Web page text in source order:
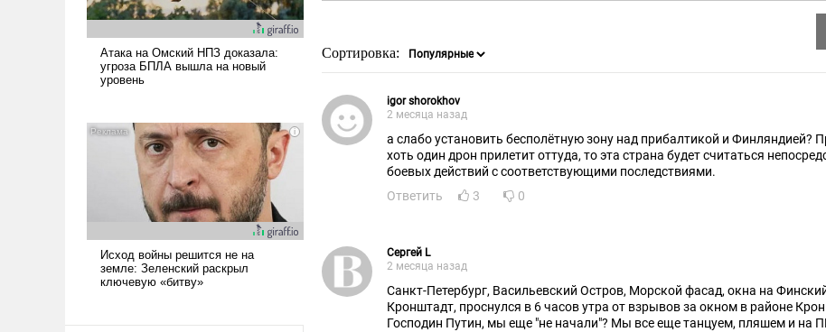
Сортировка:
igor shorokhov
2 месяца назад
а слабо установить бесполётную зону над прибалтикой и Финляндией?
хоть один дрон прилетит оттуда, то эта страна будет считаться
боевых действий с соответствующими последствиями.
Ответить
3 0
Сергей L
2 месяца назад
Санкт-Петербург, Васильевский Остров, Морской фасад, окна на
Кронштадт, проснулся в 6 часов утра от взрывов за окном в районе
Господин Путин, мы еще "не начали"? Мы все еще танцуем, пляшем и на